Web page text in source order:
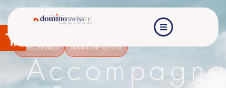
Ouvrir la barre d’outils
OFFRES D'EMPLOI DOMINO HR - GENÈVE